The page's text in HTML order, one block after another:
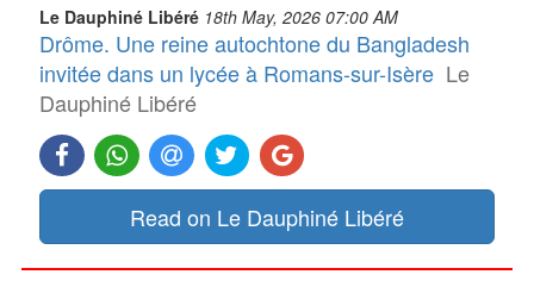
Le Dauphiné Libéré 18th May, 2026 07:00 AM
Drôme. Une reine autochtone du Bangladesh
invitée dans un lycée à Romans-sur-Isère Le
Dauphiné Libéré
Read on Le Dauphiné Libéré